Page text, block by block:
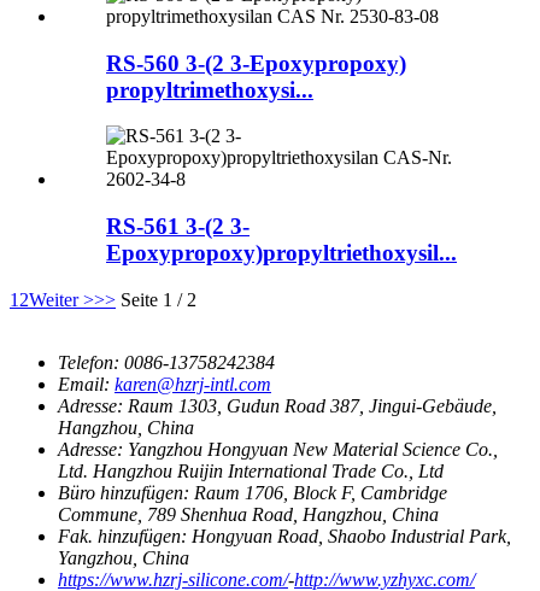
RS-560 3-(2 3-Epoxypropoxy)
propyltrimethoxysi...
RS-561 3-(2 3-
Epoxypropoxy)propyltriethoxysil...
1 2Weiter >>> Seite 1 / 2
Telefon: 0086-13758242384
Email: karen@hzrj-intl.com
Adresse: Raum 1303, Gudun Road 387, Jingui-Gebäude,
Hangzhou, China
Adresse: Yangzhou Hongyuan New Material Science Co.,
Ltd. Hangzhou Ruijin International Trade Co., Ltd
Büro hinzufügen: Raum 1706, Block F, Cambridge
Commune, 789 Shenhua Road, Hangzhou, China
Fak. hinzufügen: Hongyuan Road, Shaobo Industrial Park,
Yangzhou, China
https://www.hzrj-silicone.com/-http://www.yzhyxc.com/